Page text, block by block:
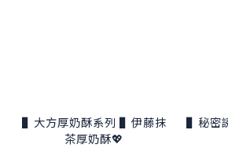
▌大方厚奶酥系列 ▌伊藤抹
茶厚奶酥💖
▌秘密